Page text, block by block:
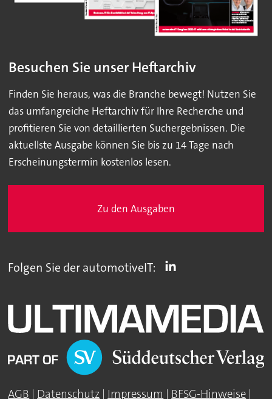
Besuchen Sie unser Heftarchiv
Finden Sie heraus, was die Branche bewegt! Nutzen Sie
das umfangreiche Heftarchiv für Ihre Recherche und
profitieren Sie von detaillierten Suchergebnissen. Die
aktuellste Ausgabe können Sie bis zu 14 Tage nach
Erscheinungstermin kostenlos lesen.
Zu den Ausgaben
Folgen Sie der automotiveIT:
AGB | Datenschutz | Impressum | BFSG-Hinweise |